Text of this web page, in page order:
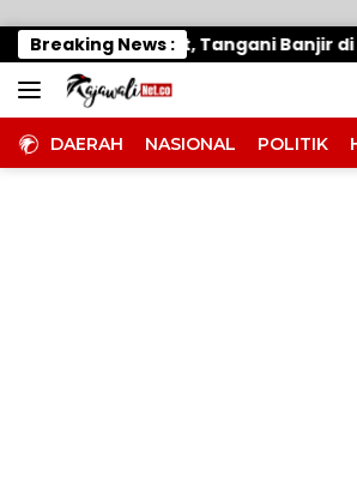
Breaking News :
Gerak Cepat, Tangani Banjir di Desa
DAERAH NASIONAL POLITIK